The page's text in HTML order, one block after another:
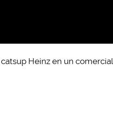
Heinz en un comercial